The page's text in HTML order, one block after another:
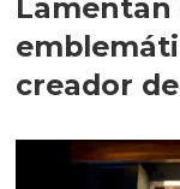
creador